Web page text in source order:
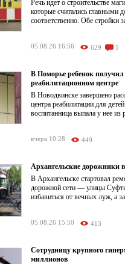
Речь идет о строительстве
которые считались главными
соответственно. Обе стройки
05.08.26 16:56 629 1
В Поморье ребенок
реабилитационном центре
В Новодвинске завершено
центра реабилитации для
воспитанница выпала у нее
вчера 10:28 449
Архангельские дорожники
В Архангельске стартовал
дорожной сети — улицы
избавиться от вечных луж, а
05.08.26 15:50 413
Сотрудницу крупного
миллионов